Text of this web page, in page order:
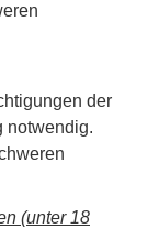
der
notwendig.
(unter 18